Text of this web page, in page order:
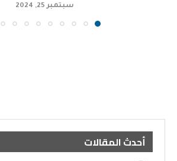
سبتمبر 25, 2024
أحدث المقالات